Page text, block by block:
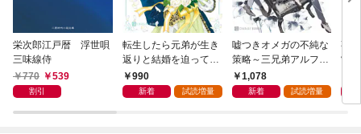
栄次郎江戸暦 浮世唄
三味線侍
770
539
割引
転生したら元弟が生き
返りと結婚を迫ってき
ます【電子書籍限定
版】
990
新着 試読増量
嘘つきオメガの不純な
策略～三兄弟アルファ
と箱庭の恋～【電子書
籍限定版】
1,078
新着 試読増量
事
常